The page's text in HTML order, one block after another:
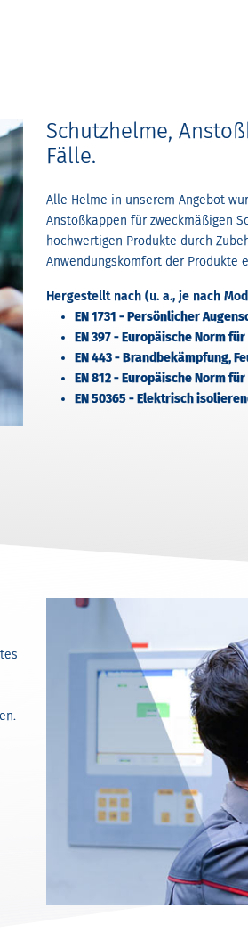
Schutzhelme,
Fälle.
Alle Helme in unserem Angebot
Anstoßkappen für zweckmäßigen
hochwertigen Produkte durch
Anwendungskomfort der Produkte
Hergestellt nach (u. a., je nach
EN 1731 - Persönlicher
EN 397 - Europäische Norm
EN 443 - Brandbekämpfung,
EN 812 - Europäische Norm
EN 50365 - Elektrisch